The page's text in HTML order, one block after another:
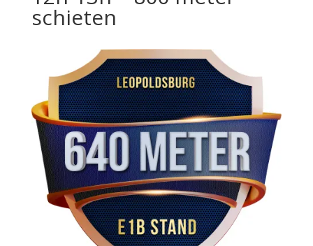
schieten